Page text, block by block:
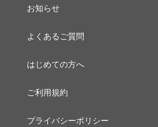
お知らせ
よくあるご質問
はじめての方へ
ご利用規約
プライバシーポリシー